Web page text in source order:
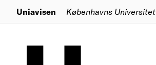
Uniavisen Københavns Universitet